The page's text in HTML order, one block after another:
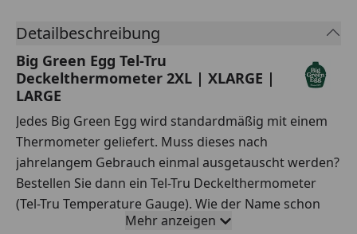
Detailbeschreibung
Big Green Egg Tel-Tru
Deckelthermometer 2XL | XLARGE |
LARGE
Jedes Big Green Egg wird standardmäßig mit einem
Thermometer geliefert. Muss dieses nach
jahrelangem Gebrauch einmal ausgetauscht werden?
Bestellen Sie dann ein Tel-Tru Deckelthermometer
(Tel-Tru Temperature Gauge). Wie der Name schon
sagt, müssen Sie dieses Deckelthermometer im
Mehr anzeigen